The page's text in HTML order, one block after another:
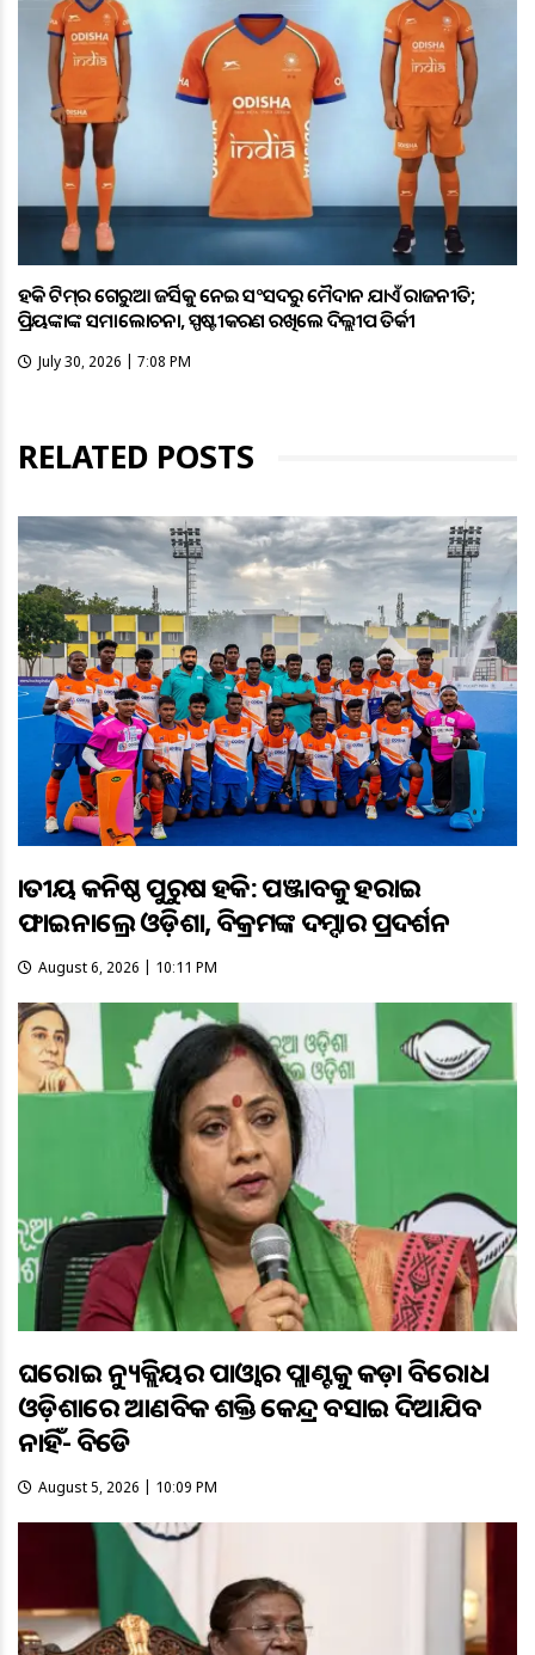
ହକି ଟିମ୍‌ର ଗେରୁଆ ଜର୍ସିକୁ ନେଇ ସଂସଦରୁ ମୈଦାନ ଯାଏଁ ରାଜନୀତି;
ପ୍ରିୟଙ୍କାଙ୍କ ସମାଲୋଚନା, ସ୍ପଷ୍ଟୀକରଣ ରଖିଲେ ଦିଲ୍ଲୀପ ତିର୍କୀ
July 30, 2026 | 7:08 PM
RELATED POSTS
ଜାତୀୟ କନିଷ୍ଠ ପୁରୁଷ ହକି: ପଞ୍ଜାବକୁ ହରାଇ
ଫାଇନାଲ୍ରେ ଓଡ଼ିଶା, ବିକ୍ରମଙ୍କ ଦମ୍ଦାର ପ୍ରଦର୍ଶନ
August 6, 2026 | 10:11 PM
ଘରୋଇ ନ୍ୟୁକ୍ଲିୟର ପାଓ୍ବାର ପ୍ଲାଣ୍ଟକୁ କଡ଼ା ବିରୋଧ
ଓଡ଼ିଶାରେ ଆଣବିକ ଶକ୍ତି କେନ୍ଦ୍ର ବସାଇ ଦିଆଯିବ
ନାହିଁ- ବିଜେଡି
August 5, 2026 | 10:09 PM